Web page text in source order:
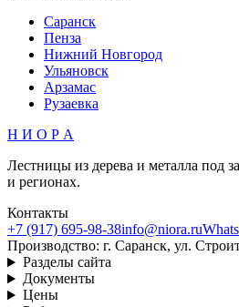
Саранск
Пенза
Нижний Новгород
Ульяновск
Арзамас
Рузаевка
Н И О Р А
Лестницы из дерева и металла под
и регионах.
Контакты
+7 (917) 695-98-38info@niora.ru
Производство: г. Саранск, ул.
Разделы сайта
Документы
Цены